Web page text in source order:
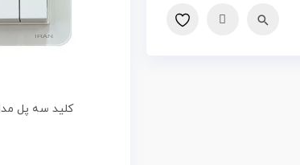
کلید سه پل